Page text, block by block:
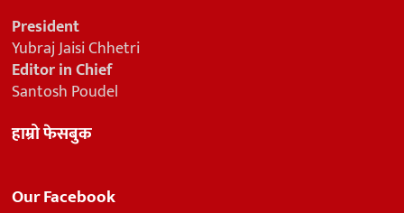
President
Yubraj Jaisi Chhetri
Editor in Chief
Santosh Poudel
हाम्रो फेसबुक
Our Facebook